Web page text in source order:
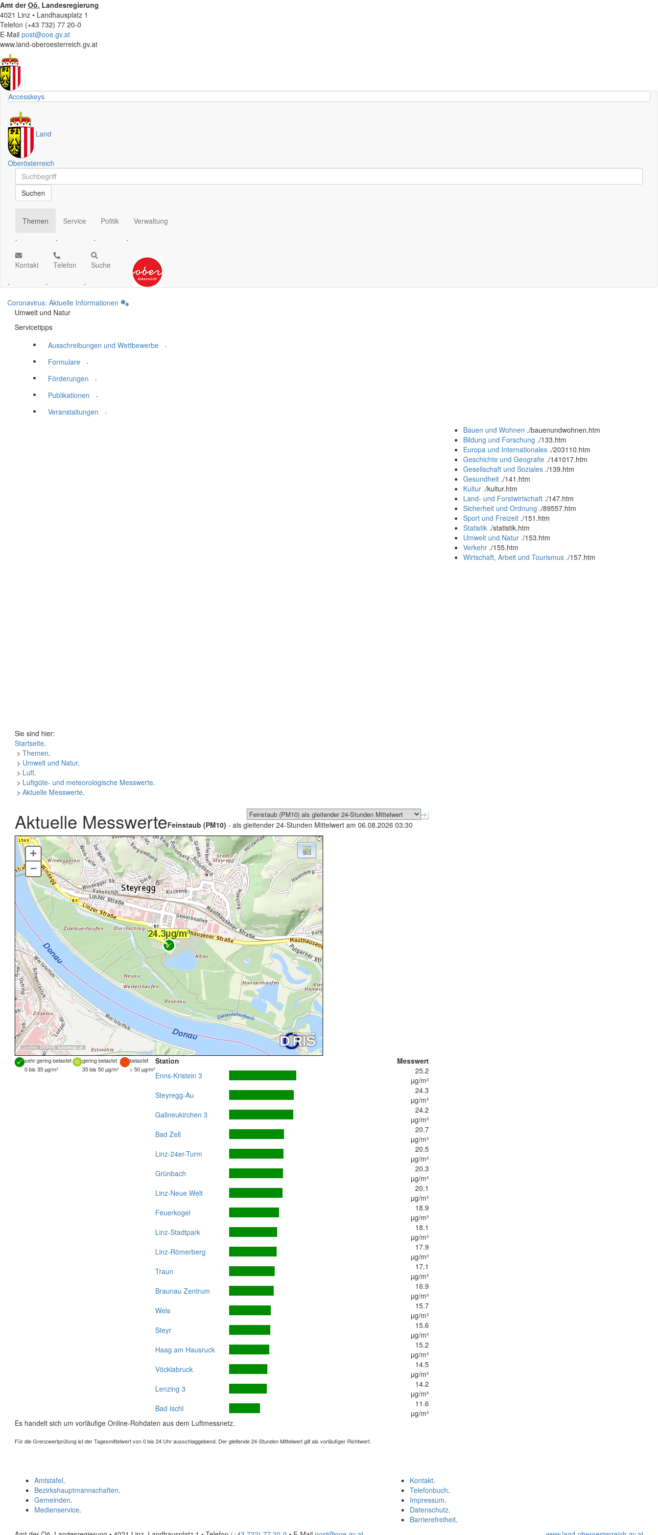
Amt derOö. Landesregierung
4021 Linz • Landhausplatz 1
Telefon (+43 732) 77 20-0
E-Mail post@ooe.gv.at
www.land-oberoesterreich.gv.at
Accesskeys
Land
Oberösterreich
Schnellsuche
Schnellsuche
Suchen
Themen
.
Service
.
Politik
.
Verwaltung
.
Kontakt
.
Telefon
.
Suche
.
Coronavirus: Aktuelle Informationen
Umwelt und Natur
Servicetipps
Ausschreibungen und Wettbewerbe
.
Formulare
.
Förderungen
.
Publikationen
.
Veranstaltungen
.
Bauen und Wohnen ./bauenundwohnen.htm
Bildung und Forschung ./133.htm
Europa und Internationales ./203110.htm
Geschichte und Geografie ./141017.htm
Gesellschaft und Soziales ./139.htm
Gesundheit ./141.htm
Kultur ./kultur.htm
Land- und Forstwirtschaft ./147.htm
Sicherheit und Ordnung ./89557.htm
Sport und Freizeit ./151.htm
Statistik ./statistik.htm
Umwelt und Natur ./153.htm
Verkehr ./155.htm
Wirtschaft, Arbeit und Tourismus ./157.htm
Sie sind hier:
Startseite.
> Themen.
> Umwelt und Natur.
> Luft.
> Luftgüte- und meteorologische Messwerte.
> Aktuelle Messwerte.
Aktuelle MesswerteFeinstaub (PM10) - als gleitender 24-Stunden Mittelwert am 06.08.2026 03:30
Quellen: DORIS, basemap.at
+
–
sehr gering belastet gering belastet
belastet
0 bis 35 µg/m³
35 bis 50 µg/m³ > 50 µg/m³
Station
Messwert
Enns-Kristein 3
25.2
µg/m³
Steyregg-Au
24.3
µg/m³
Gallneukirchen 3
24.2
µg/m³
Bad Zell
20.7
µg/m³
Linz-24er-Turm
20.5
µg/m³
Grünbach
20.3
µg/m³
Linz-Neue Welt
20.1
µg/m³
Feuerkogel
18.9
µg/m³
Linz-Stadtpark
18.1
µg/m³
Linz-Römerberg
17.9
µg/m³
Traun
17.1
µg/m³
Braunau Zentrum
16.9
µg/m³
Wels
15.7
µg/m³
Steyr
15.6
µg/m³
Haag am Hausruck
15.2
µg/m³
Vöcklabruck
14.5
µg/m³
Lenzing 3
14.2
µg/m³
Bad Ischl
11.6
µg/m³
Es handelt sich um vorläufige Online-Rohdaten aus dem Luftmessnetz.
Für die Grenzwertprüfung ist der Tagesmittelwert von 0 bis 24 Uhr ausschlaggebend. Der gleitende 24-Stunden Mittelwert gilt als vorläufiger Richtwert.
Kontakt.
Telefonbuch.
Impressum.
Datenschutz.
Barrierefreiheit.
Amtstafel.
Bezirkshauptmannschaften.
Gemeinden.
Medienservice.